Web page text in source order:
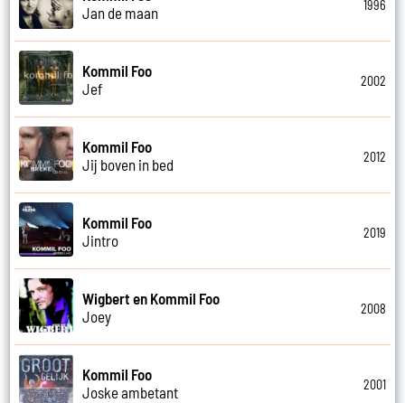
Jan de maan
1996
Kommil Foo
Jef
2002
Kommil Foo
Jij boven in bed
2012
Kommil Foo
Jintro
2019
Wigbert en Kommil Foo
Joey
2008
Kommil Foo
Joske ambetant
2001